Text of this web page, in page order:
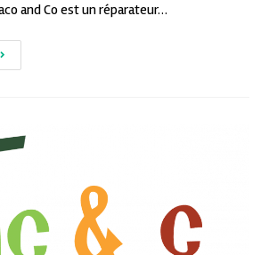
and Co est un réparateur…